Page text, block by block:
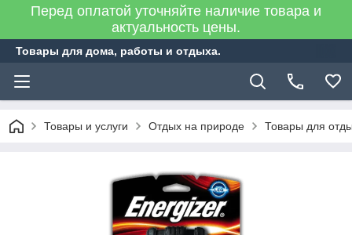
Перед оплатой уточняйте наличие товара и
актуальность цены.
Товары для дома, работы и отдыха.
Товары и услуги Отдых на природе Товары для